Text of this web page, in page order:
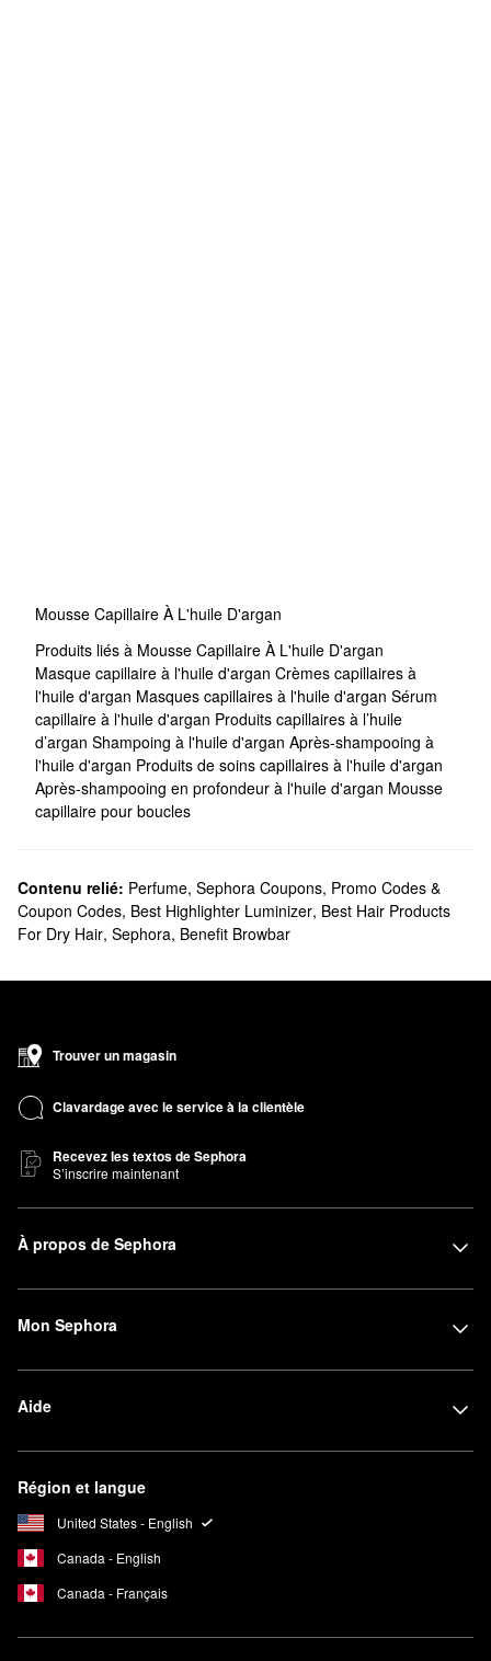
Mousse Capillaire À L'huile D'argan
Produits liés à Mousse Capillaire À L'huile D'argan
Masque capillaire à l'huile d'argan Crèmes capillaires à
l'huile d'argan Masques capillaires à l'huile d'argan Sérum
capillaire à l'huile d'argan Produits capillaires à l’huile
d’argan Shampoing à l'huile d'argan Après-shampooing à
l'huile d'argan Produits de soins capillaires à l'huile d'argan
Après-shampooing en profondeur à l'huile d'argan Mousse
capillaire pour boucles
Contenu relié: Perfume, Sephora Coupons, Promo Codes &
Coupon Codes, Best Highlighter Luminizer, Best Hair Products
For Dry Hair, Sephora, Benefit Browbar
Trouver un magasin
Clavardage avec le service à la clientèle
Recevez les textos de Sephora
S’inscrire maintenant
À propos de Sephora
Mon Sephora
Aide
Région et langue
United States - English
Canada - English
Canada - Français